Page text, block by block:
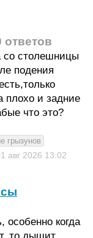
ответов
со столешницы
подения
плохо и задние
что это?
грызунов
авг 2026 13:02
особенно когда